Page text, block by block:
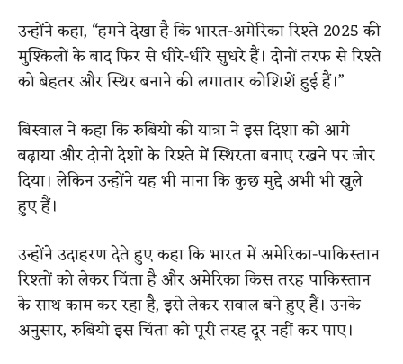
उन्होंने कहा, “हमने देखा है कि भारत-अमेरिका रिश्ते 2025 की
मुश्किलों के बाद फिर से धीरे-धीरे सुधरे हैं। दोनों तरफ से रिश्ते
को बेहतर और स्थिर बनाने की लगातार कोशिशें हुई हैं।”
बिस्वाल ने कहा कि रुबियो की यात्रा ने इस दिशा को आगे
बढ़ाया और दोनों देशों के रिश्ते में स्थिरता बनाए रखने पर जोर
दिया। लेकिन उन्होंने यह भी माना कि कुछ मुद्दे अभी भी खुले
हुए हैं।
उन्होंने उदाहरण देते हुए कहा कि भारत में अमेरिका-पाकिस्तान
रिश्तों को लेकर चिंता है और अमेरिका किस तरह पाकिस्तान
के साथ काम कर रहा है, इसे लेकर सवाल बने हुए हैं। उनके
अनुसार, रुबियो इस चिंता को पूरी तरह दूर नहीं कर पाए।